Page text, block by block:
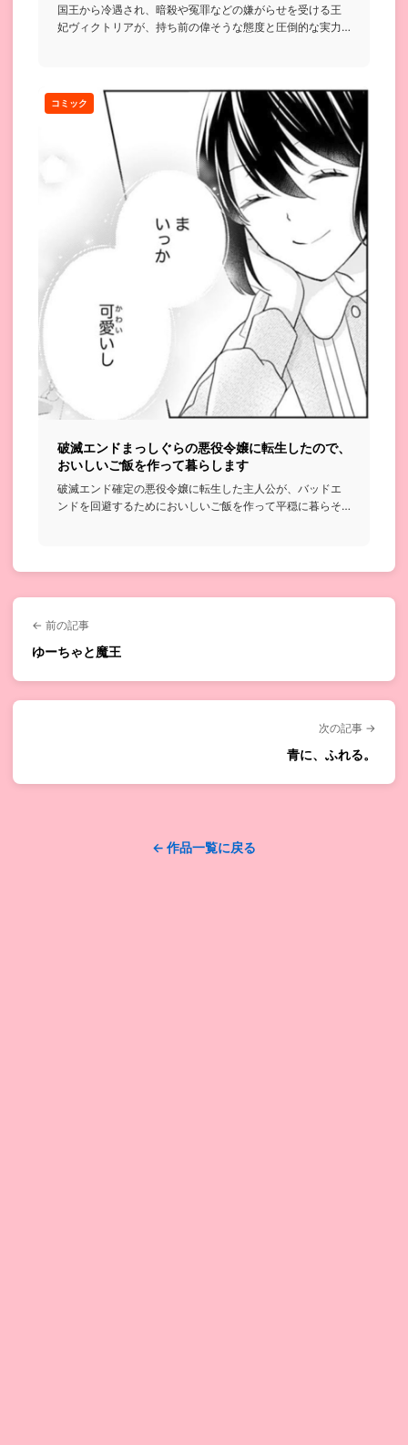
国王から冷遇され、暗殺や冤罪などの嫌がらせを受ける王
妃ヴィクトリアが、持ち前の偉そうな態度と圧倒的な実力
コミック
破滅エンドまっしぐらの悪役令嬢に転生したので、
おいしいご飯を作って暮らします
破滅エンド確定の悪役令嬢に転生した主人公が、バッドエ
ンドを回避するためにおいしいご飯を作って平穏に暮らそ
← 前の記事
ゆーちゃと魔王
次の記事 →
青に、ふれる。
← 作品一覧に戻る